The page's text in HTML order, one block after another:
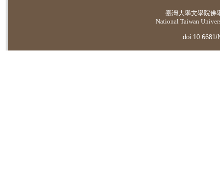
臺灣大學文學院佛
National Taiwan
doi:10.6681/